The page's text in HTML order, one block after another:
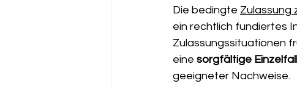
Die bedingte Zulassung
ein rechtlich fundiertes
Zulassungssituationen
eine sorgfältige
geeigneter Nachweise.